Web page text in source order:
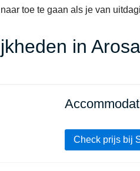
toe te gaan als je van
in
Check prijs bij